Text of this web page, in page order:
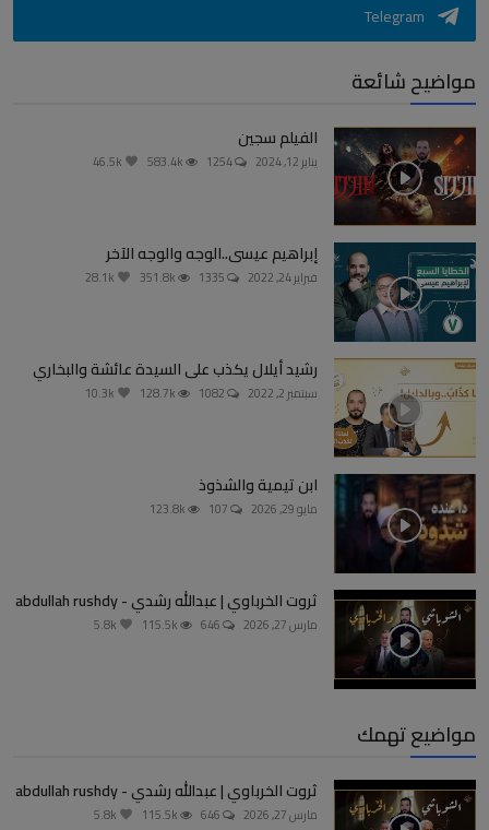
Telegram
مواضيح شائعة
الفيلم سجين
يناير 12, 2024
إبراهيم عيسى..الوجه والوجه الآخر
فبراير 24, 2022
رشيد أيلال يكذب على السيدة عائشة والبخاري
سبتمبر 2, 2022
ابن تيمية والشذوذ
مايو 29, 2026
ثروت الخرباوي | عبدالله رشدي - abdullah rushdy
مارس 27, 2026
مواضيع تهمك
ثروت الخرباوي | عبدالله رشدي - abdullah rushdy
مارس 27, 2026